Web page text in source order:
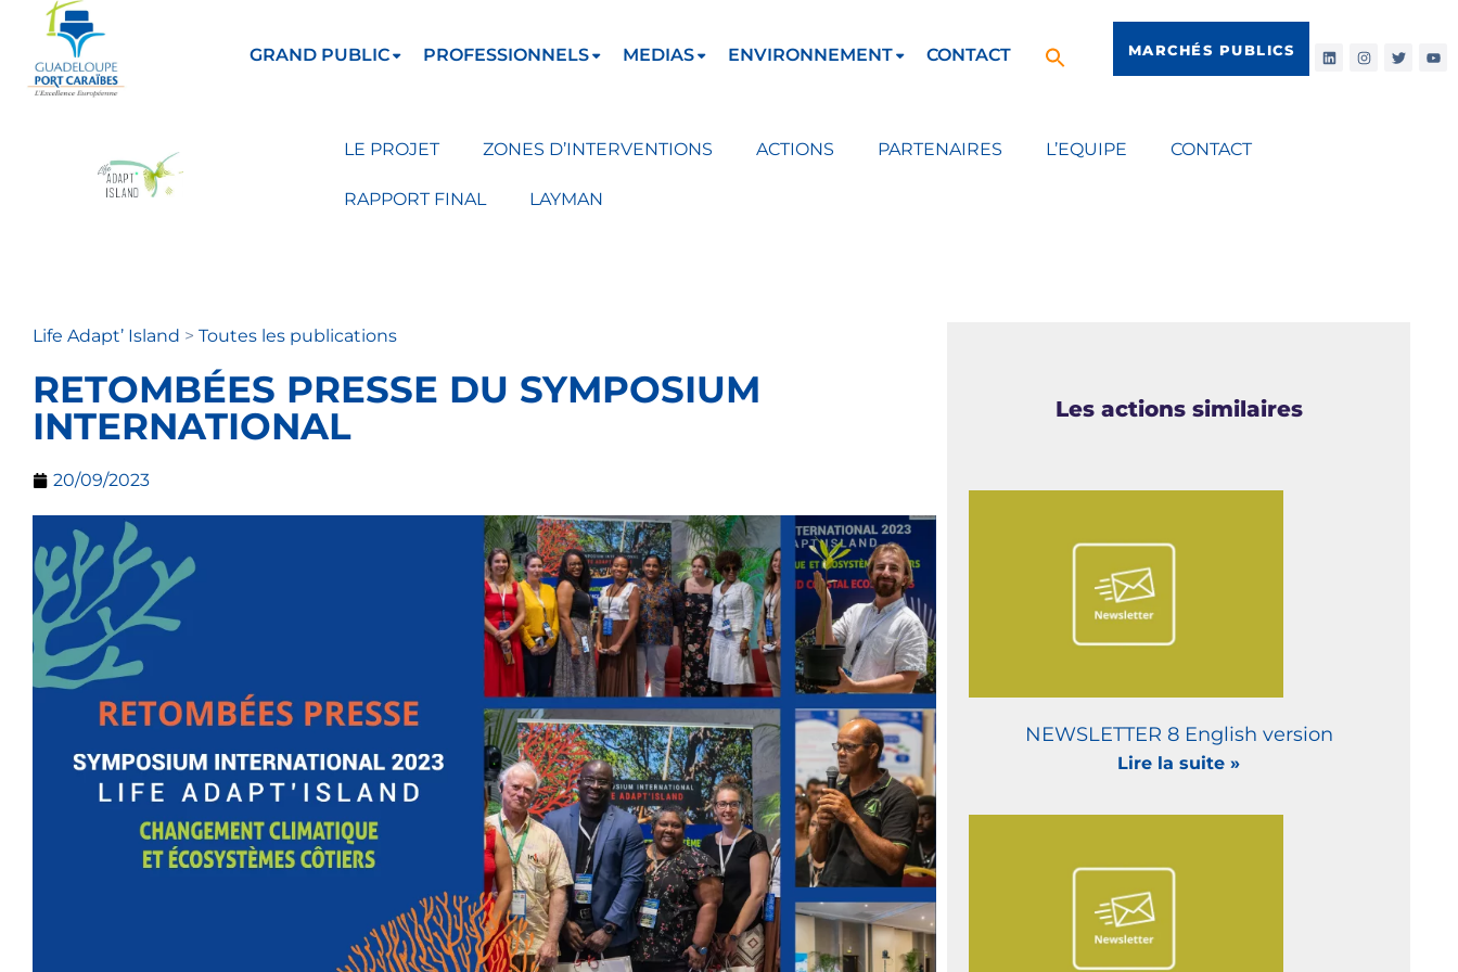
GRAND PUBLIC PROFESSIONNELS MEDIAS ENVIRONNEMENT CONTACT MARCHÉS PUBLICS
LE PROJET ZONES D’INTERVENTIONS ACTIONS PARTENAIRES L’EQUIPE CONTACT
RAPPORT FINAL LAYMAN
Life Adapt’ Island > Toutes les publications
RETOMBÉES PRESSE DU SYMPOSIUM
INTERNATIONAL
20/09/2023
Les actions similaires
NEWSLETTER 8 English version
Lire la suite »